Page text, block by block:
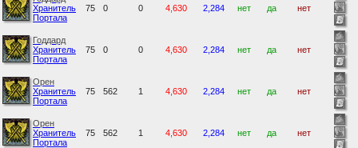
Хранитель
Портала
75 0 0 4,630 2,284 нет да нет
Годдард
Хранитель
Портала
75 0 0 4,630 2,284 нет да нет
Орен
Хранитель
Портала
75 562 1 4,630 2,284 нет да нет
Орен
Хранитель
Портала
75 562 1 4,630 2,284 нет да нет